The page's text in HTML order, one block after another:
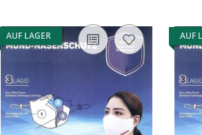
AUF LAGER AUF